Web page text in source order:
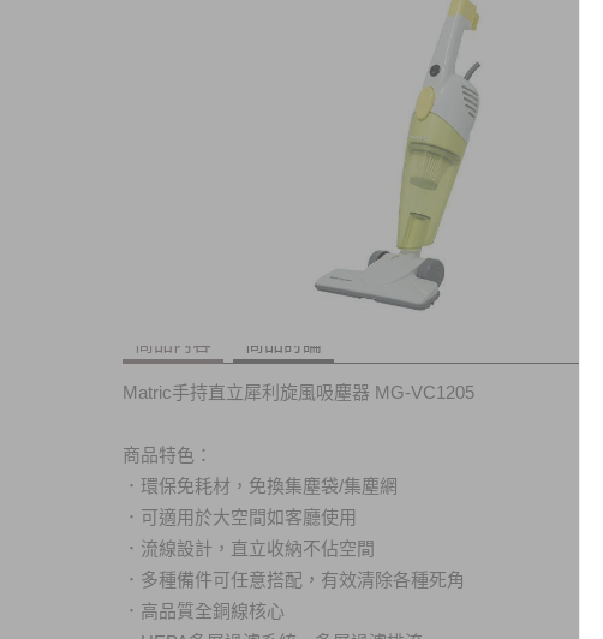
商品內容 商品討論
Matric手持直立犀利旋風吸塵器 MG-VC1205
商品特色：
．環保免耗材，免換集塵袋/集塵網
．可適用於大空間如客廳使用
．流線設計，直立收納不佔空間
．多種備件可任意搭配，有效清除各種死角
．高品質全銅線核心